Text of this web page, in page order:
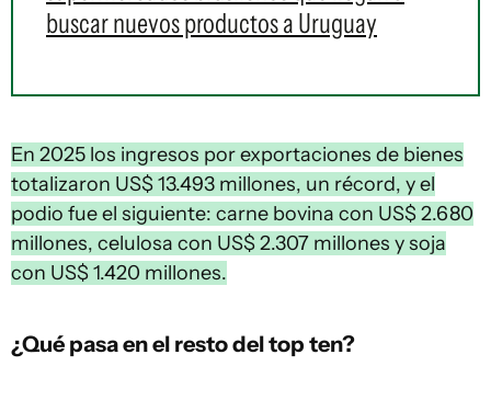
buscar nuevos productos a Uruguay
En 2025 los ingresos por exportaciones de bienes
totalizaron US$ 13.493 millones, un récord, y el
podio fue el siguiente: carne bovina con US$ 2.680
millones, celulosa con US$ 2.307 millones y soja
con US$ 1.420 millones.
¿Qué pasa en el resto del top ten?